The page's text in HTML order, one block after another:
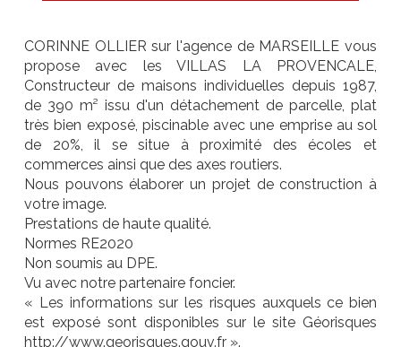
CORINNE OLLIER sur l'agence de MARSEILLE vous
propose avec les VILLAS LA PROVENCALE,
Constructeur de maisons individuelles depuis 1987,
de 390 m² issu d'un détachement de parcelle, plat
très bien exposé, piscinable avec une emprise au sol
de 20%, il se situe à proximité des écoles et
commerces ainsi que des axes routiers.
Nous pouvons élaborer un projet de construction à
votre image.
Prestations de haute qualité.
Normes RE2020
Non soumis au DPE.
Vu avec notre partenaire foncier.
« Les informations sur les risques auxquels ce bien
est exposé sont disponibles sur le site Géorisques
http://www.georisques.gouv.fr ».